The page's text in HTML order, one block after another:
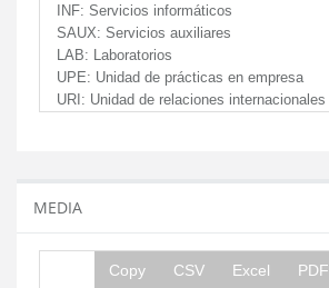
INF: Servicios informáticos
SAUX: Servicios auxiliares
LAB: Laboratorios
UPE: Unidad de prácticas en empresa
URI: Unidad de relaciones internacionales
MEDIA
Copy CSV Excel PDF